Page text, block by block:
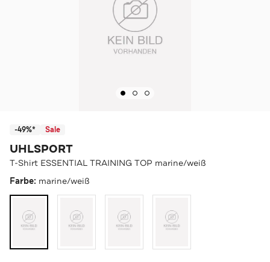
-49%* Sale
UHLSPORT
T-Shirt ESSENTIAL TRAINING TOP marine/weiß
Farbe: marine/weiß